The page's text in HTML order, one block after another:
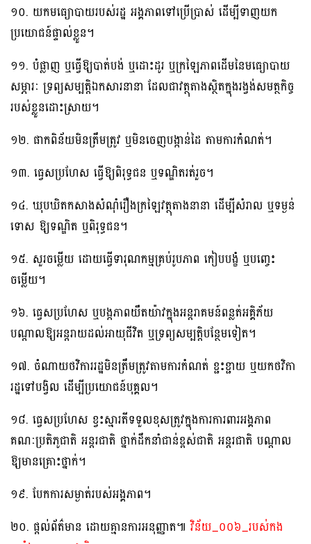
១០. យកមធ្យោបាយរបស់រដ្ឋ អង្គភាពទៅប្រើប្រាស់ ដើម្បីទាញយក
ប្រយោជន៍ផ្ទាល់ខ្លួន។
១១. បំផ្លាញ ឬធ្វើឱ្យបាត់បង់ ឬដោះដូរ ឬក្រឡៃភាពដើមនៃមធ្យោបាយ
សម្ភារៈ ទ្រព្យសម្បត្តិឯកសារនានា ដែលជាវត្ថុតាងស្ថិតក្នុងរង្វង់សមត្ថកិច្ច
របស់ខ្លួនដោះស្រាយ។
១២. ផាកពិន័យមិនត្រឹមត្រូវ ឬមិនចេញបង្កាន់ដៃ តាមការកំណត់។
១៣. ធ្វេសប្រហែស ធ្វើឱ្យពិរុទ្ធជន ឬទណ្ឌិតរត់រួច។
១៤. ឃុបឃិតកសាងសំណុំរឿងក្រឡៃវត្ថុតាងនានា ដើម្បីសំរាល ឬទម្ងន់
ទោស ឱ្យទណ្ឌិត ឬពិរុទ្ធជន។
១៥. សួរចម្លើយ ដោយធ្វើទារុណកម្មគ្រប់រូបភាព កៀបបង្ខំ ឬបញ្ចេះ
ចម្លើយ។
១៦. ធ្វេសប្រហែស ឬបង្កភាពយឺតយ៉ាវក្នុងអន្តរាគមន៍ពន្លត់អគ្គិភ័យ
បណ្ដាលឱ្យអន្តរាយដល់អាយុជីវិត ឬទ្រព្យសម្បត្តិបន្ថែមទៀត។
១៧. ចំណាយថវិការរដ្ឋមិនត្រឹមត្រូវតាមការកំណត់ ខ្ជះខ្ជាយ ឬយកថវិកា
រដ្ឋទៅបង្វិល ដើម្បីប្រយោជន៍បុគ្គល។
១៨. ធ្វេសប្រហែស ខ្វះស្មារតីទទួលខុសត្រូវក្នុងការការពារអង្គភាព
គណៈប្រតិភូជាតិ អន្តរជាតិ ថ្នាក់ដឹកនាំជាន់ខ្ពស់ជាតិ អន្តរជាតិ បណ្ដាល
ឱ្យមានគ្រោះថ្នាក់។
១៩. បែកការសម្ងាត់របស់អង្គភាព។
២០. ផ្ដល់ព័ត៌មាន ដោយគ្មានការអនុញ្ញាត៕វិន័យ_០០៦_របស់កង